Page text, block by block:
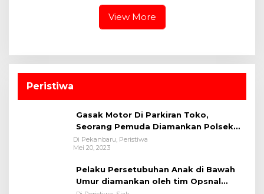
View More
Peristiwa
Gasak Motor Di Parkiran Toko,
Seorang Pemuda Diamankan Polsek
Bukit Raya
Di Pekanbaru, Peristiwa
Mei 20, 2023
Pelaku Persetubuhan Anak di Bawah
Umur diamankan oleh tim Opsnal